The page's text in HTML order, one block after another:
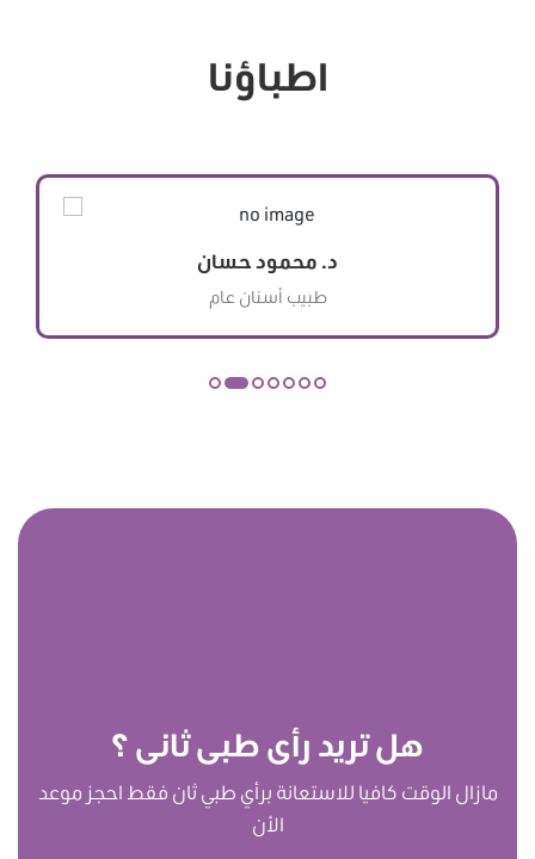
اطباؤنا
د. محمود حسان
طبيب أسنان عام
هل تريد رأى طبى ثانى ؟
مازال الوقت كافيا للاستعانة برأي طبي ثان فقط احجز موعد
الأن